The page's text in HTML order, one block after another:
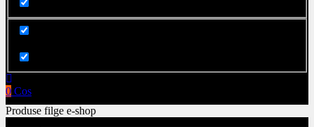
0 Cos
Produse filge e-shop